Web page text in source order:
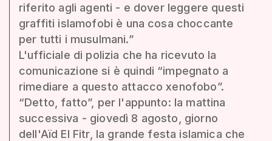
riferito agli agenti - e dover leggere questi
graffiti islamofobi è una cosa choccante
per tutti i musulmani.”
L'ufficiale di polizia che ha ricevuto la
comunicazione si è quindi “impegnato a
rimediare a questo attacco xenofobo”.
“Detto, fatto”, per l'appunto: la mattina
successiva - giovedì 8 agosto, giorno
dell'Aïd El Fitr, la grande festa islamica che